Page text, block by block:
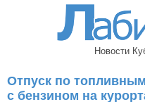
Новости
Отпуск по
с бензином на